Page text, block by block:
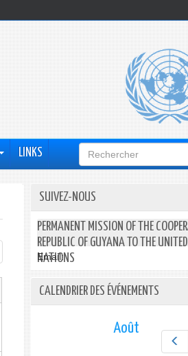
LINKS
Formulaire
de
recherche
SUIVEZ-NOUS
PERMANENT MISSION OF THE
REPUBLIC OF GUYANA TO THE UNITED
NATIONS
Email:
CALENDRIER DES ÉVÉNEMENTS
Août